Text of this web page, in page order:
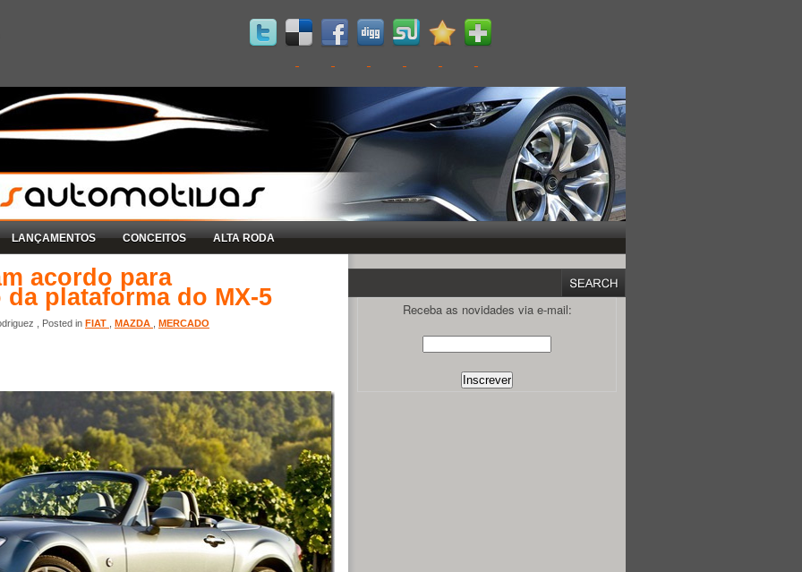
LANÇAMENTOS CONCEITOS ALTA RODA
acordo para
plataforma do MX-5
, Posted in FIAT MAZDA MERCADO
Receba as novidades via e-mail: